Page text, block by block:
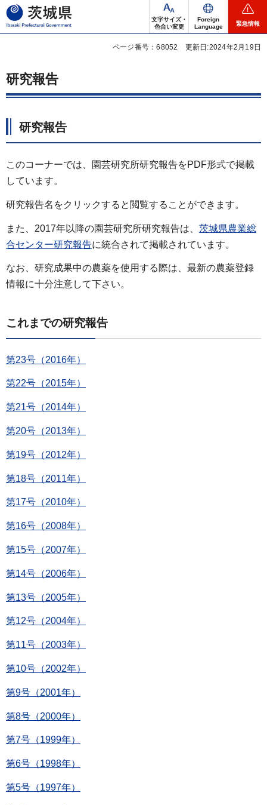
茨城県
文字サイズ・
色合い変更
Foreign
Language
緊急情報
ページ番号：68052 更新日:2024年2月19日
研究報告
研究報告
このコーナーでは、園芸研究所研究報告をPDF形式で掲載
しています。
研究報告名をクリックすると閲覧することができます。
また、2017年以降の園芸研究所研究報告は、 茨城県農業総
合センター研究報告に統合されて掲載されています。
なお、研究成果中の農薬を使用する際は、最新の農薬登録
情報に十分注意して下さい。
これまでの研究報告
第23号（2016年）
第22号（2015年）
第21号（2014年）
第20号（2013年）
第19号（2012年）
第18号（2011年）
第17号（2010年）
第16号（2008年）
第15号（2007年）
第14号（2006年）
第13号（2005年）
第12号（2004年）
第11号（2003年）
第10号（2002年）
第9号（2001年）
第8号（2000年）
第7号（1999年）
第6号（1998年）
第5号（1997年）